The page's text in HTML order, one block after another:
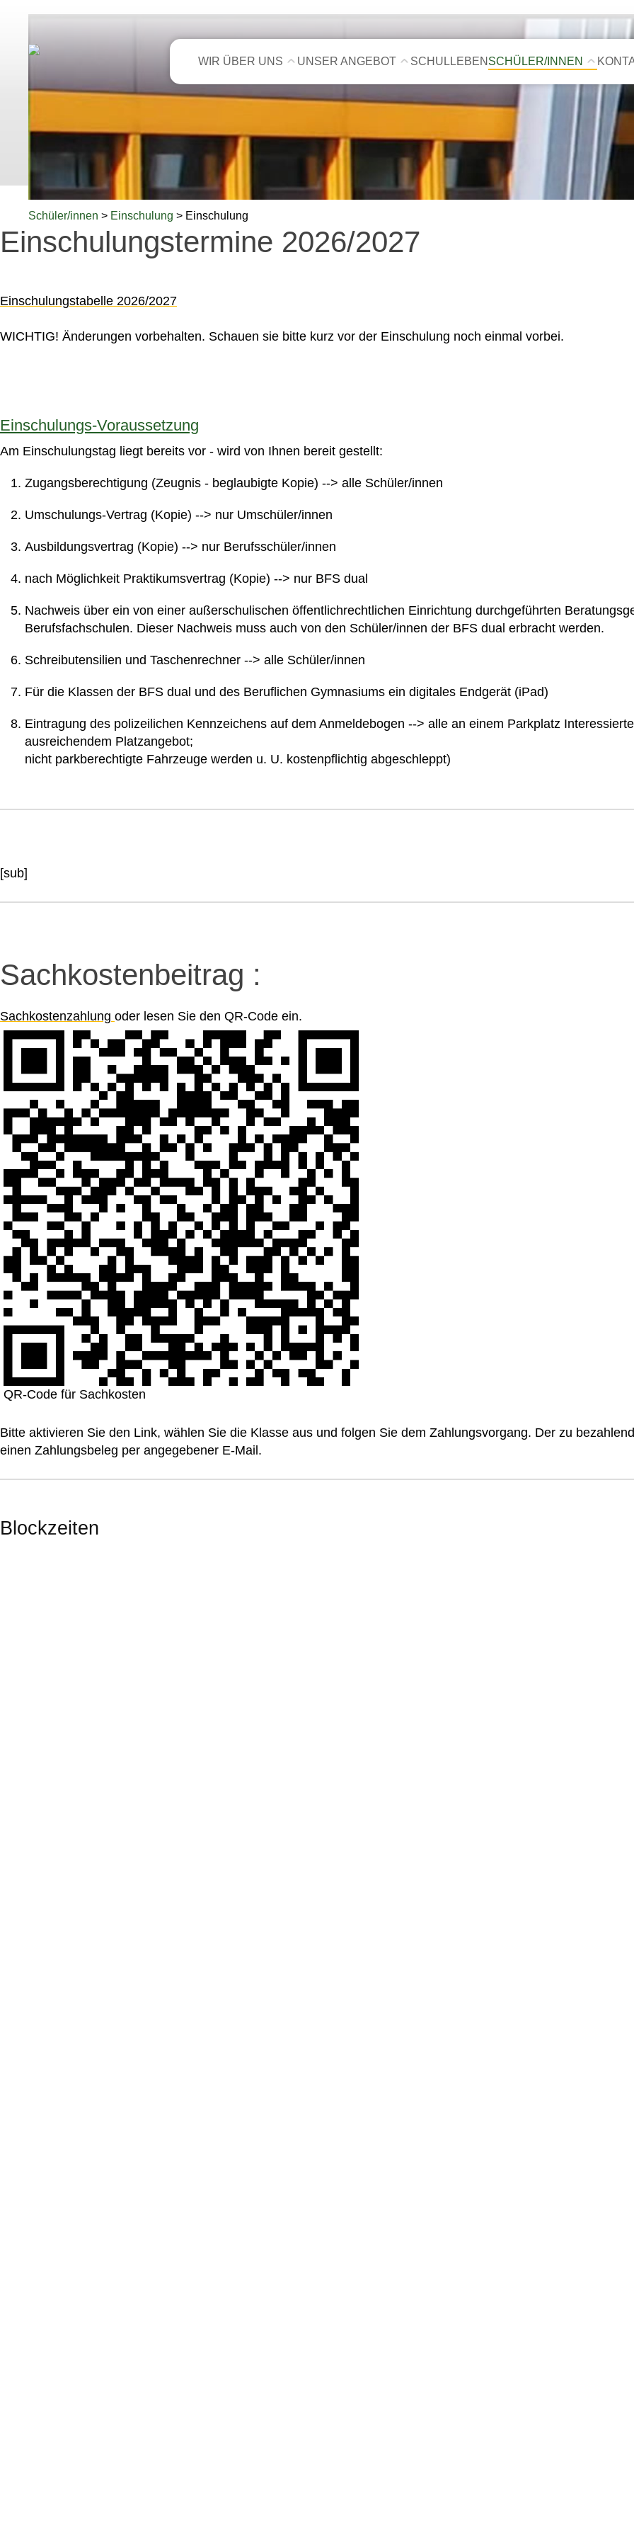
Schüler/innen > Einschulung > Einschulung
Einschulungstermine 2026/2027
Einschulungstabelle 2026/2027
WICHTIG! Änderungen vorbehalten. Schauen sie bitte kurz vor der Einschulung noch einmal vorbei.
Einschulungs-Voraussetzung
Am Einschulungstag liegt bereits vor - wird von Ihnen bereit gestellt:
Zugangsberechtigung (Zeugnis - beglaubigte Kopie) --> alle Schüler/innen
Umschulungs-Vertrag (Kopie) --> nur Umschüler/innen
Ausbildungsvertrag (Kopie) --> nur Berufsschüler/innen
nach Möglichkeit Praktikumsvertrag (Kopie) --> nur BFS dual
Nachweis über ein von einer außerschulischen öffentlichrechtlichen Einrichtung durchgeführten
Berufsfachschulen. Dieser Nachweis muss auch von den Schüler/innen der BFS dual erbracht werden.
Schreibutensilien und Taschenrechner --> alle Schüler/innen
Für die Klassen der BFS dual und des Beruflichen Gymnasiums ein digitales Endgerät (iPad)
Eintragung des polizeilichen Kennzeichens auf dem Anmeldebogen --> alle an einem Parkplatz
ausreichendem Platzangebot;
nicht parkberechtigte Fahrzeuge werden u. U. kostenpflichtig abgeschleppt)
[sub]
Sachkostenbeitrag :
Sachkostenzahlung oder lesen Sie den QR-Code ein.
QR-Code für Sachkosten
Bitte aktivieren Sie den Link, wählen Sie die Klasse aus und folgen Sie dem Zahlungsvorgang. Der zu
einen Zahlungsbeleg per angegebener E-Mail.
Blockzeiten
WIR ÜBER UNS UNSER ANGEBOT SCHULLEBEN SCHÜLER/INNEN